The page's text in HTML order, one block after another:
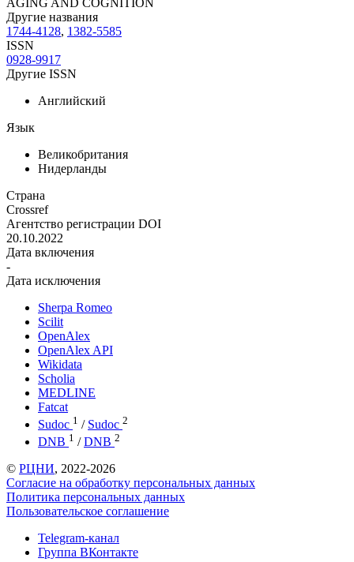
Другие названия
1744-4128, 1382-5585
ISSN
0928-9917
Другие ISSN
Английский
Язык
Великобритания
Нидерланды
Страна
Crossref
Агентство регистрации DOI
20.10.2022
Дата включения
-
Дата исключения
Sherpa Romeo
Scilit
OpenAlex
OpenAlex API
Wikidata
Scholia
MEDLINE
Fatcat
Sudoc 1 / Sudoc 2
DNB 1 / DNB 2
© РЦНИ, 2022-2026
Согласие на обработку персональных данных
Политика персональных данных
Пользовательское соглашение
Telegram-канал
Группа ВКонтакте